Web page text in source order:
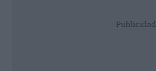
Publicidad